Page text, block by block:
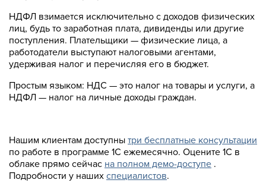
НДФЛ взимается исключительно с доходов физических
лиц, будь то заработная плата, дивиденды или другие
поступления. Плательщики — физические лица, а
работодатели выступают налоговыми агентами,
удерживая налог и перечисляя его в бюджет.
Простым языком: НДС — это налог на товары и услуги, а
НДФЛ — налог на личные доходы граждан.
Нашим клиентам доступны три бесплатные консультации
по работе в программе 1С ежемесячно. Оцените 1С в
облаке прямо сейчас на полном демо-доступе .
Подробности у наших специалистов.